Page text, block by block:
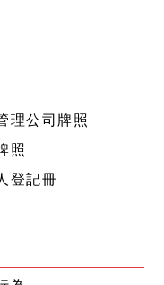
理公司牌照
照
登記冊